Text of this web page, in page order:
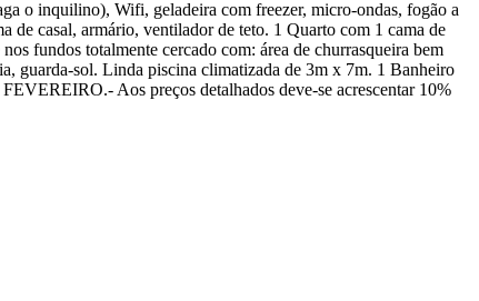
o inquilino), Wifi, geladeira com freezer, micro-ondas, fogão a
de casal, armário, ventilador de teto. 1 Quarto com 1 cama de
fundos totalmente cercado com: área de churrasqueira bem
guarda-sol. Linda piscina climatizada de 3m x 7m. 1 Banheiro
Aos preços detalhados deve-se acrescentar 10%